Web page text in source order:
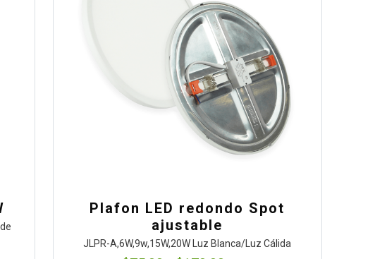
Plafon LED redondo Spot
ajustable
JLPR-A,6W,9w,15W,20W Luz Blanca/Luz Cálida